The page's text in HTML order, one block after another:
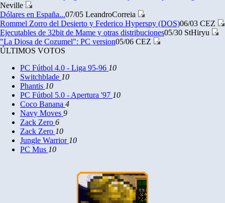
Neville
Dólares en España...07/05 LeandroCorreia
Rommel Zorro del Desierto y Federico Hyperspy (DOS)06/03 CEZ
Ejecutables de 32bit de Mame y otras distribuciones05/30 StHiryu
"La Diosa de Cozumel": PC version05/06 CEZ
ÚLTIMOS VOTOS
PC Fútbol 4.0 - Liga 95-96 10
Switchblade 10
Phantis 10
PC Fútbol 5.0 - Apertura '97 10
Coco Banana 4
Navy Moves 9
Zack Zero 6
Zack Zero 10
Jungle Warrior 10
PC Mus 10